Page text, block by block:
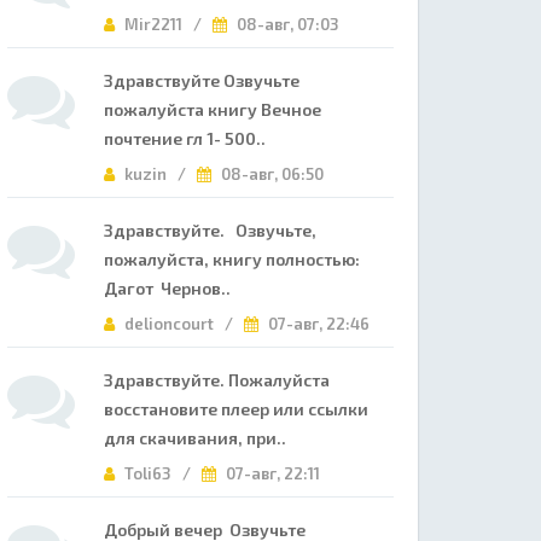
Mir2211 / 08-авг, 07:03
Здравствуйте Озвучьте
пожалуйста книгу Вечное
почтение гл 1- 500..
kuzin / 08-авг, 06:50
Здравствуйте. Озвучьте,
пожалуйста, книгу полностью:
Дагот Чернов..
delioncourt / 07-авг, 22:46
Здравствуйте. Пожалуйста
восстановите плеер или ссылки
для скачивания, при..
Toli63 / 07-авг, 22:11
Добрый вечер Озвучьте